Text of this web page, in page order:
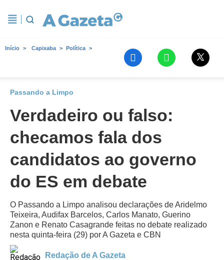
Início Capixaba Política
Passando a Limpo
Verdadeiro ou falso:
checamos fala dos
candidatos ao governo
do ES em debate
O Passando a Limpo analisou declarações de Aridelmo
Teixeira, Audifax Barcelos, Carlos Manato, Guerino
Zanon e Renato Casagrande feitas no debate realizado
nesta quinta-feira (29) por A Gazeta e CBN
Redação de A Gazeta